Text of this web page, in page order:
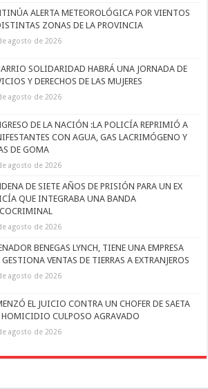
ALERTA METEOROLÓGICA POR VIENTOS
ZONAS DE LA PROVINCIA
agosto de 2026
SOLIDARIDAD HABRÁ UNA JORNADA DE
Y DERECHOS DE LAS MUJERES
agosto de 2026
DE LA NACIÓN :LA POLICÍA REPRIMIÓ A
CON AGUA, GAS LACRIMÓGENO Y
DE GOMA
agosto de 2026
DE SIETE AÑOS DE PRISIÓN PARA UN EX
QUE INTEGRABA UNA BANDA
agosto de 2026
BENEGAS LYNCH, TIENE UNA EMPRESA
VENTAS DE TIERRAS A EXTRANJEROS
agosto de 2026
EL JUICIO CONTRA UN CHOFER DE SAETA
HOMICIDIO CULPOSO AGRAVADO
agosto de 2026